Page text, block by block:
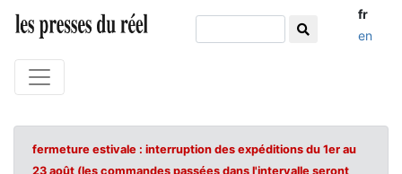
fr
en
fermeture estivale : interruption des expéditions du 1er au
23 août (les commandes passées dans l'intervalle seront